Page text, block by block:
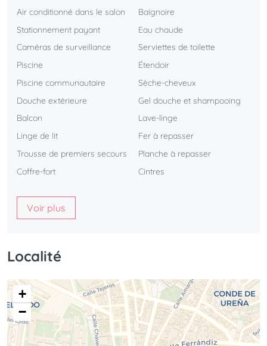
Air conditionné dans le salon
Stationnement payant
Caméras de surveillance
Piscine
Piscine communautaire
Douche extérieure
Balcon
Linge de lit
Trousse de premiers secours
Coffre-fort
Baignoire
Eau chaude
Serviettes de toilette
Étendoir
Sèche-cheveux
Gel douche et shampooing
Lave-linge
Fer à repasser
Planche à repasser
Cintres
Voir plus
Localité
+
−